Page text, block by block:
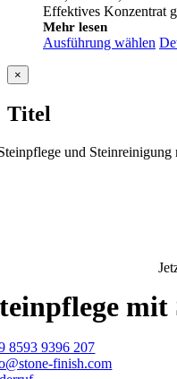
€30,24
€55,56
Effektives Konzentrat
Mehr lesen
Ausführung wählen
Close
product
view
×
Titel
mit
8593 9396 207
finish.com